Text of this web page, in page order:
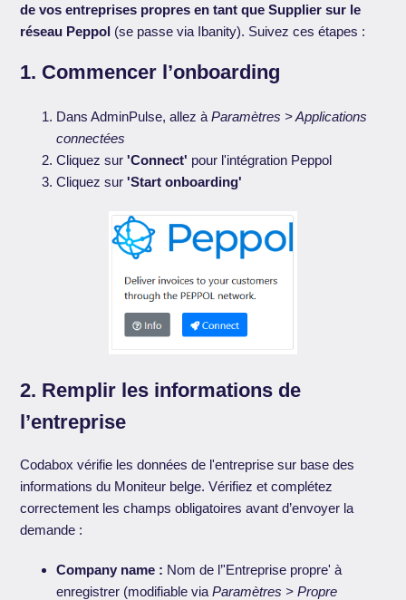
de vos entreprises propres en tant que Supplier sur le
réseau Peppol (se passe via Ibanity). Suivez ces étapes :
1. Commencer l’onboarding
Dans AdminPulse, allez àParamètres > Applications
connectées
Cliquez sur'Connect' pour l'intégration Peppol
Cliquez sur'Start onboarding'
2. Remplir les informations de
l’entreprise
Codabox vérifie les données de l'entreprise sur base des
informations du Moniteur belge. Vérifiez et complétez
correctement les champs obligatoires avant d’envoyer la
demande :
Company name : Nom de l’'Entreprise propre' à
enregistrer (modifiable viaParamètres > Propre